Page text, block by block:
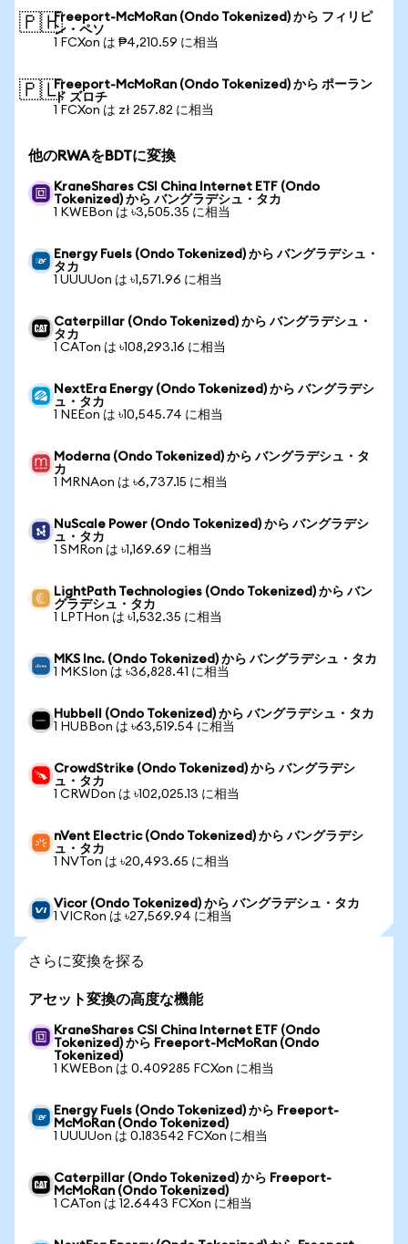
🇵🇭Freeport-McMoRan (Ondo Tokenized) から フィリピ
ン・ペソ
1 FCXon は ₱4,210.59 に相当
🇵🇱Freeport-McMoRan (Ondo Tokenized) から ポーラン
ド ズロチ
1 FCXon は zł 257.82 に相当
他のRWAをBDTに変換
KraneShares CSI China Internet ETF (Ondo
Tokenized) から バングラデシュ・タカ
1 KWEBon は ৳3,505.35 に相当
Energy Fuels (Ondo Tokenized) から バングラデシュ・
タカ
1 UUUUon は ৳1,571.96 に相当
Caterpillar (Ondo Tokenized) から バングラデシュ・
タカ
1 CATon は ৳108,293.16 に相当
NextEra Energy (Ondo Tokenized) から バングラデシ
ュ・タカ
1 NEEon は ৳10,545.74 に相当
Moderna (Ondo Tokenized) から バングラデシュ・タ
カ
1 MRNAon は ৳6,737.15 に相当
NuScale Power (Ondo Tokenized) から バングラデシ
ュ・タカ
1 SMRon は ৳1,169.69 に相当
LightPath Technologies (Ondo Tokenized) から バン
グラデシュ・タカ
1 LPTHon は ৳1,532.35 に相当
MKS Inc. (Ondo Tokenized) から バングラデシュ・タカ
1 MKSIon は ৳36,828.41 に相当
Hubbell (Ondo Tokenized) から バングラデシュ・タカ
1 HUBBon は ৳63,519.54 に相当
CrowdStrike (Ondo Tokenized) から バングラデシ
ュ・タカ
1 CRWDon は ৳102,025.13 に相当
nVent Electric (Ondo Tokenized) から バングラデシ
ュ・タカ
1 NVTon は ৳20,493.65 に相当
Vicor (Ondo Tokenized) から バングラデシュ・タカ
1 VICRon は ৳27,569.94 に相当
さらに変換を探る
アセット変換の高度な機能
KraneShares CSI China Internet ETF (Ondo
Tokenized) から Freeport-McMoRan (Ondo
Tokenized)
1 KWEBon は 0.409285 FCXon に相当
Energy Fuels (Ondo Tokenized) から Freeport-
McMoRan (Ondo Tokenized)
1 UUUUon は 0.183542 FCXon に相当
Caterpillar (Ondo Tokenized) から Freeport-
McMoRan (Ondo Tokenized)
1 CATon は 12.6443 FCXon に相当